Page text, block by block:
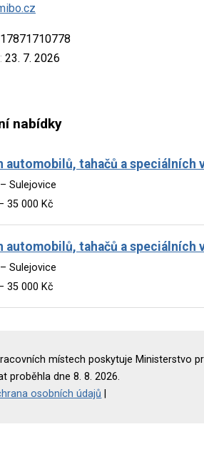
17871710778
23. 7. 2026
nabídky
automobilů, tahačů a speciálních
Sulejovice
35 000 Kč
automobilů, tahačů a speciálních
Sulejovice
35 000 Kč
místech poskytuje Ministerstvo
proběhla dne 8. 8. 2026.
osobních údajů